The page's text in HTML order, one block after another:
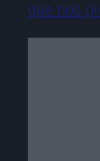
que nos